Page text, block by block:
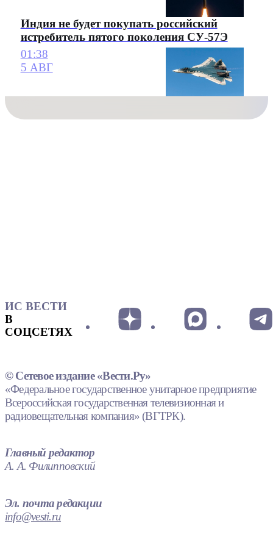
Индия не будет покупать российский
истребитель пятого поколения СУ-57Э
01:38
5 АВГ
ИС ВЕСТИ
В
СОЦСЕТЯХ
© Сетевое издание «Вести.Ру»
«Федеральное государственное унитарное предприятие
Всероссийская государственная телевизионная и
радиовещательная компания» (ВГТРК).
Главный редактор
А. А. Филипповский
Эл. почта редакции
info@vesti.ru